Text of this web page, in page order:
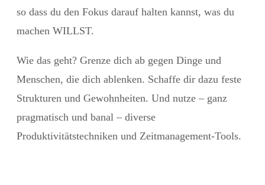
so dass du den Fokus darauf halten kannst, was du
machen WILLST.
Wie das geht? Grenze dich ab gegen Dinge und
Menschen, die dich ablenken. Schaffe dir dazu feste
Strukturen und Gewohnheiten. Und nutze – ganz
pragmatisch und banal – diverse
Produktivitätstechniken und Zeitmanagement-Tools.